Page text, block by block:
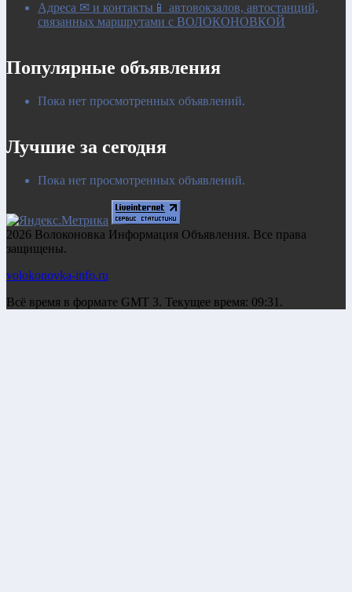
Адреса ✉ и контакты📱 автовокзалов, автостанций,
связанных маршрутами с ВОЛОКОНОВКОЙ
Популярные объявления
Пока нет просмотренных объявлений.
Лучшие за сегодня
Пока нет просмотренных объявлений.
2026 Волоконовка Информация Объявления. Все права
защищены.
volokonovka-info.ru
Всё время в формате GMT 3. Текущее время: 09:31.